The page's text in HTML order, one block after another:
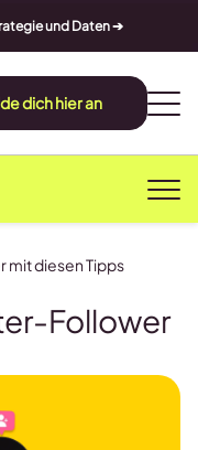
und Daten ➔
dich hier an
Follower
mit diesen Tipps